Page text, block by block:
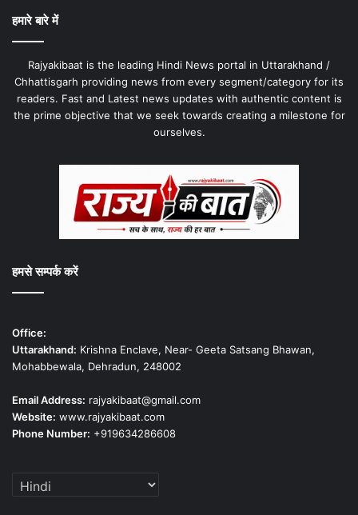
हमारे बारे में
Rajyakibaat is the leading Hindi News portal in Uttarakhand /
Chhattisgarh providing news from every segment/category for its
readers. Fast and Latest news updates with authentic content is
the prime objective that we seek towards creating a milestone for
ourselves.
हमसे सम्पर्क करें
Office:
Uttarakhand: Krishna Enclave, Near- Geeta Satsang Bhawan,
Mohabbewala, Dehradun, 248002
Email Address: rajyakibaat@gmail.com
Website: www.rajyakibaat.com
Phone Number: +919634286608